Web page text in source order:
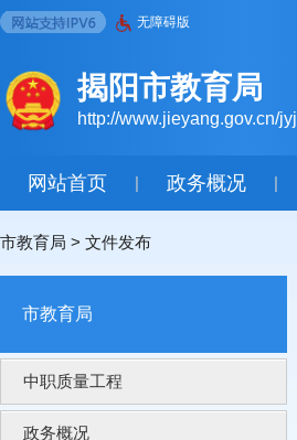
无障碍版
揭阳市教育局
http://www.jieyang.gov.cn/jyj
网站首页 | 政务概况 |
市教育局 > 文件发布
市教育局
中职质量工程
政务概况